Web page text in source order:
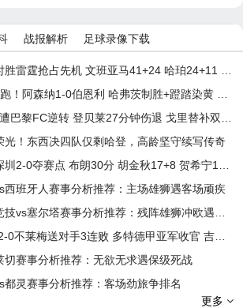
战报解析 足球录像下载
光！东西决四队仅剩哈登，高龄坚守续写传奇
西班牙人赛事分析推荐：主场雄狮遇客场顽疾
切赛事分析推荐：无欲无求遇保级死战
灵赛事分析推荐：客场劲旅争排名
更多